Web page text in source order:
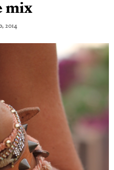
mix
2014